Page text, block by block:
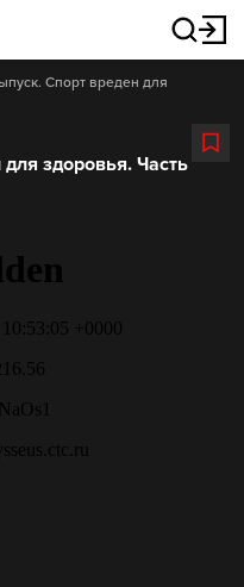
Спорт вреден для
здоровья. Часть